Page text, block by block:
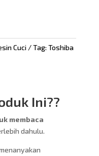
Cuci Tag: Toshiba
Ini??
membaca
dahulu.